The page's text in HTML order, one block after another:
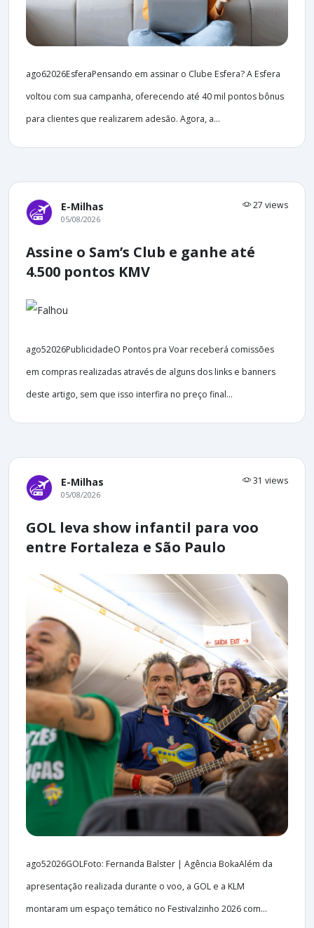
ago62026EsferaPensando em assinar o Clube Esfera? A Esfera
voltou com sua campanha, oferecendo até 40 mil pontos bônus
para clientes que realizarem adesão. Agora, a...
E-Milhas 27 views
05/08/2026
Assine o Sam’s Club e ganhe até
4.500 pontos KMV
ago52026PublicidadeO Pontos pra Voar receberá comissões
em compras realizadas através de alguns dos links e banners
deste artigo, sem que isso interfira no preço final...
E-Milhas 31 views
05/08/2026
GOL leva show infantil para voo
entre Fortaleza e São Paulo
ago52026GOLFoto: Fernanda Balster | Agência BokaAlém da
apresentação realizada durante o voo, a GOL e a KLM
montaram um espaço temático no Festivalzinho 2026 com...